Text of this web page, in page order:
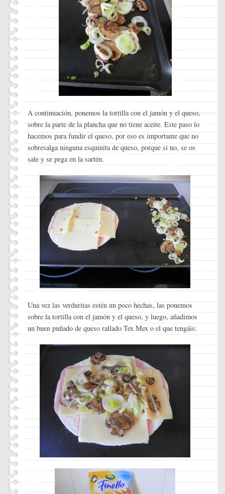
A continuación, ponemos la tortilla con el jamón y el queso,
sobre la parte de la plancha que no tiene aceite. Este paso lo
hacemos para fundir el queso, por eso es importante que no
sobresalga ninguna esquinita de queso, porque si no, se os
sale y se pega en la sartén.
Una vez las verduritas estén un poco hechas, las ponemos
sobre la tortilla con el jamón y el queso, y luego, añadimos
un buen puñado de queso rallado Tex Mex o el que tengáis: